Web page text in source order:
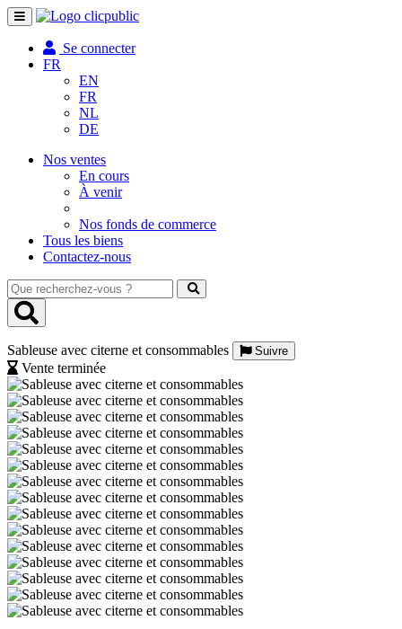
Toggle
navigation
Se connecter
FR
EN
FR
NL
DE
Nos ventes
En cours
À venir
Nos fonds de commerce
Tous les biens
Contactez-nous
Que
recherchez-
vous
Sableuse avec citerne et consommables
Suivre
Vente terminée